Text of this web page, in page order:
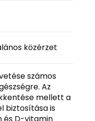
közérzet
számos
Az
mellett a
biztosítása is
és D-vitamin